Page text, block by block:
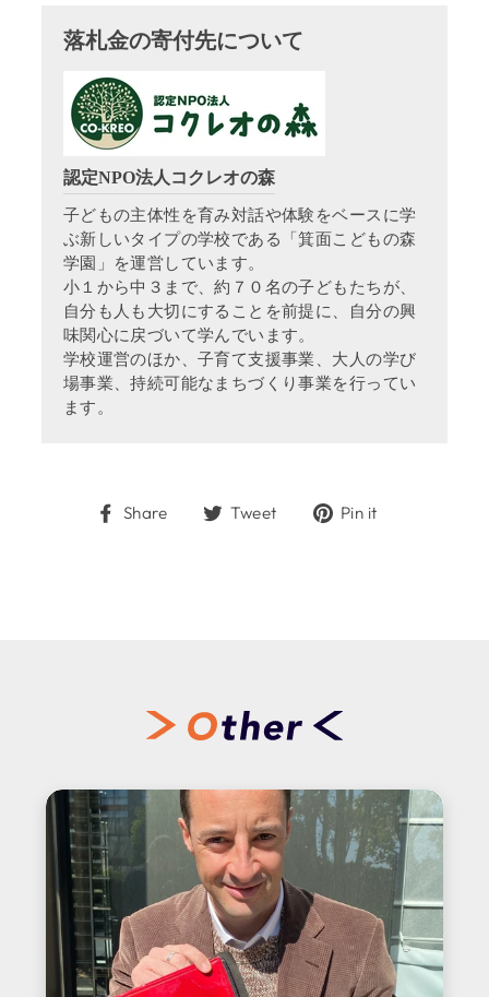
落札金の寄付先について
認定NPO法人コクレオの森
子どもの主体性を育み対話や体験をベースに学
ぶ新しいタイプの学校である「箕面こどもの森
学園」を運営しています。
小１から中３まで、約７０名の子どもたちが、
自分も人も大切にすることを前提に、自分の興
味関心に戻づいて学んでいます。
学校運営のほか、子育て支援事業、大人の学び
場事業、持続可能なまちづくり事業を行ってい
ます。
Share
ShareTweet
TweetPin it